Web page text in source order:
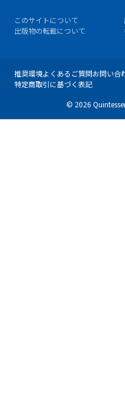
このサイトについて
出版物の転載について
推奨環境よくあるご質問お問い合
特定商取引に基づく表記
© 2026